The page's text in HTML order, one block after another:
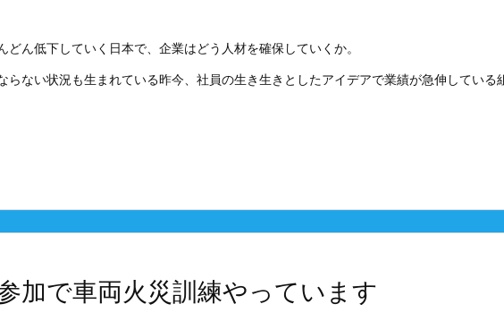
ん低下していく日本で、企業はどう人材を確保していくか。
ない状況も生まれている昨今、社員の生き生きとしたアイデアで業績が急伸している
加で車両火災訓練やっています